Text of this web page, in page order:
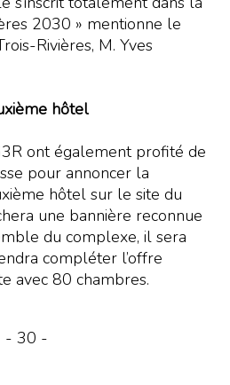
2030 » mentionne le
Rivières, M. Yves
hôtel
ont également profité de
pour annoncer la
hôtel sur le site du
une bannière reconnue
du complexe, il sera
compléter l’offre
avec 80 chambres.
- 30 -